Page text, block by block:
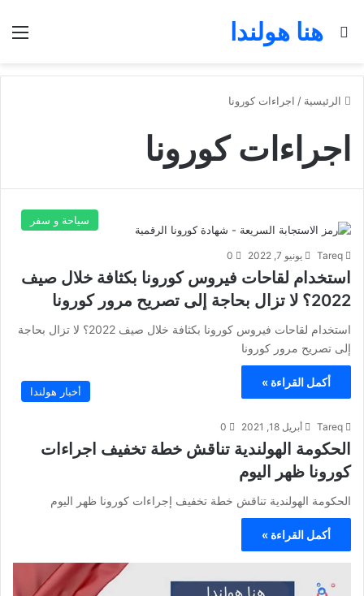
هنا هولندا
بحث عن
الرئيسية / اجراءات كورونا
اجراءات كورونا
سياحة و سفر
Tareq يونيو 7, 2022 0
استخدام لقاحات فيروس كورونا بكثافة خلال صيف
2022؟ لا تزال بحاجة إلى تصريح مرور كورونا
استخدام لقاحات فيروس كورونا بكثافة خلال صيف 2022؟ لا تزال بحاجة
إلى تصريح مرور كورونا
أكمل القراءة »
أخبار هولندا
Tareq أبريل 18, 2021 0
الحكومة الهولندية تناقش خطة تخفيف اجراءات
كورونا ظهر اليوم
الحكومة الهولندية تناقش خطة تخفيف إجراءات كورونا ظهر اليوم
أكمل القراءة »